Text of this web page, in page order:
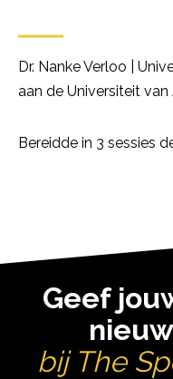
Dr. Nanke Verloo |
aan de Universiteit
Bereidde in 3 sessies
Geef
bij The